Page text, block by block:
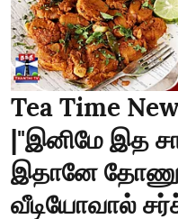
Tea Time
|"இனிமே இத
இதானே
வீடியோவால்